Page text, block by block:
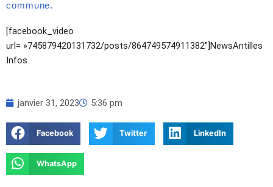
commune.
[facebook_video
url= »745879420131732/posts/864749574911382″]NewsAntilles
Infos
janvier 31, 2023 5:36 pm
Facebook Twitter LinkedIn
WhatsApp